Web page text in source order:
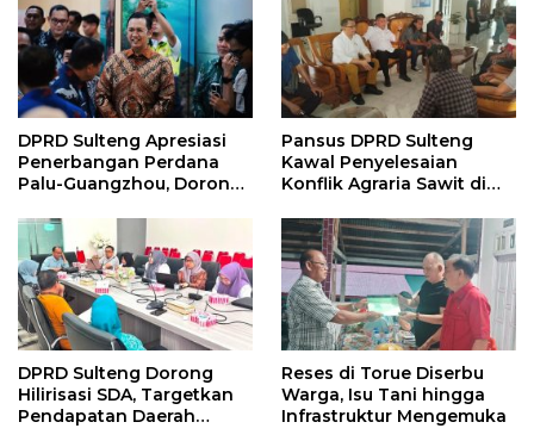
DPRD Sulteng Apresiasi
Penerbangan Perdana
Palu-Guangzhou, Dorong
Pansus DPRD Sulteng
Kawal Penyelesaian
Konflik Agraria Sawit di
DPRD Sulteng Dorong
Hilirisasi SDA, Targetkan
Pendapatan Daerah
Reses di Torue Diserbu
Warga, Isu Tani hingga
Infrastruktur Mengemuka